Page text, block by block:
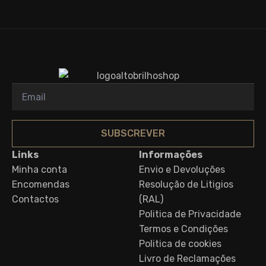
SUBSCREVER
Links
Minha conta
Encomendas
Contactos
Informações
Envio e Devoluções
Resolução de Litigios
(RAL)
Politica de Privacidade
Termos e Condições
Politica de cookies
Livro de Reclamações